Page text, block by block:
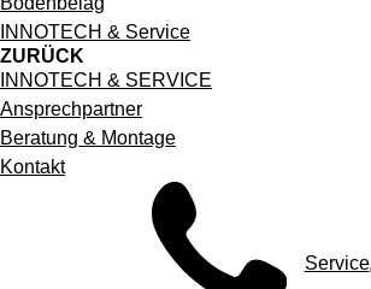
INNOTECH & Service
ZURÜCK
INNOTECH & SERVICE
Ansprechpartner
Beratung & Montage
Kontakt
Service
Bodenbelag